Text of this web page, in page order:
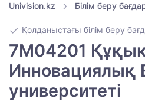
Univision.kz Білім беру
Қолданыстағы білім беру
7M04201
Инновациялық
университеті